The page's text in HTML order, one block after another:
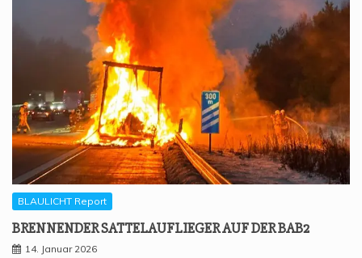
BLAULICHT Report
BREN­NEN­DER SAT­TEL­AUF­LIE­GER AUF DER BAB2
14. Januar 2026